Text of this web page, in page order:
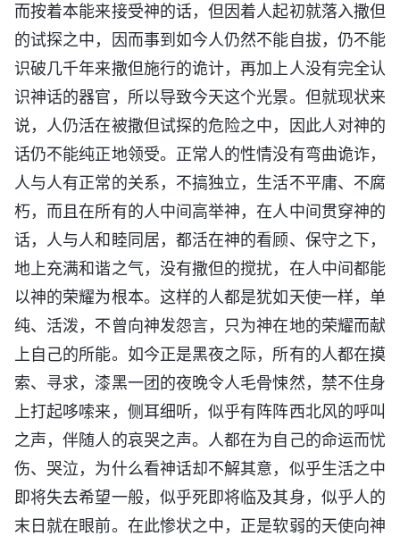
而按着本能来接受神的话，但因着人起初就落入撒但
的试探之中，因而事到如今人仍然不能自拔，仍不能
识破几千年来撒但施行的诡计，再加上人没有完全认
识神话的器官，所以导致今天这个光景。但就现状来
说，人仍活在被撒但试探的危险之中，因此人对神的
话仍不能纯正地领受。正常人的性情没有弯曲诡诈，
人与人有正常的关系，不搞独立，生活不平庸、不腐
朽，而且在所有的人中间高举神，在人中间贯穿神的
话，人与人和睦同居，都活在神的看顾、保守之下，
地上充满和谐之气，没有撒但的搅扰，在人中间都能
以神的荣耀为根本。这样的人都是犹如天使一样，单
纯、活泼，不曾向神发怨言，只为神在地的荣耀而献
上自己的所能。如今正是黑夜之际，所有的人都在摸
索、寻求，漆黑一团的夜晚令人毛骨悚然，禁不住身
上打起哆嗦来，侧耳细听，似乎有阵阵西北风的呼叫
之声，伴随人的哀哭之声。人都在为自己的命运而忧
伤、哭泣，为什么看神话却不解其意，似乎生活之中
即将失去希望一般，似乎死即将临及其身，似乎人的
末日就在眼前。在此惨状之中，正是软弱的天使向神